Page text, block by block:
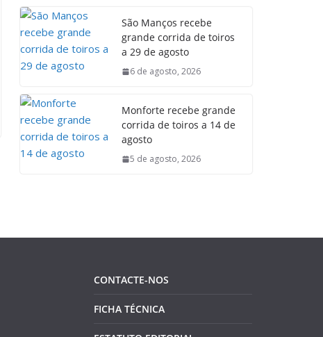
São Manços recebe
grande corrida de toiros
a 29 de agosto
6 de agosto, 2026
Monforte recebe grande
corrida de toiros a 14 de
agosto
5 de agosto, 2026
CONTACTE-NOS
FICHA TÉCNICA